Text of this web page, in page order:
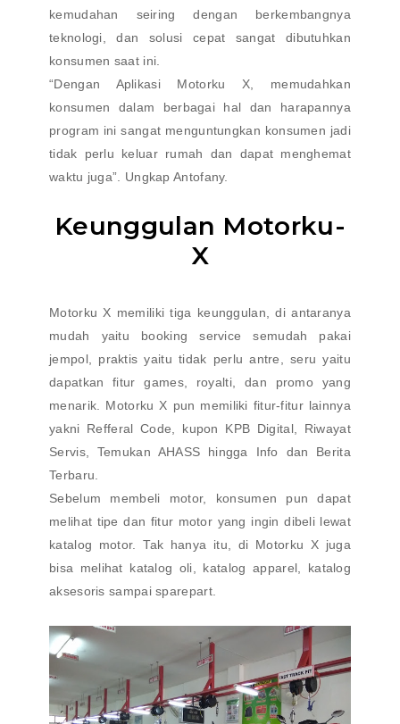
kemudahan seiring dengan berkembangnya
teknologi, dan solusi cepat sangat dibutuhkan
konsumen saat ini.
“Dengan Aplikasi Motorku X, memudahkan
konsumen dalam berbagai hal dan harapannya
program ini sangat menguntungkan konsumen jadi
tidak perlu keluar rumah dan dapat menghemat
waktu juga”. Ungkap Antofany.
Keunggulan Motorku-
X
Motorku X memiliki tiga keunggulan, di antaranya
mudah yaitu booking service semudah pakai
jempol, praktis yaitu tidak perlu antre, seru yaitu
dapatkan fitur games, royalti, dan promo yang
menarik. Motorku X pun memiliki fitur-fitur lainnya
yakni Refferal Code, kupon KPB Digital, Riwayat
Servis, Temukan AHASS hingga Info dan Berita
Terbaru.
Sebelum membeli motor, konsumen pun dapat
melihat tipe dan fitur motor yang ingin dibeli lewat
katalog motor. Tak hanya itu, di Motorku X juga
bisa melihat katalog oli, katalog apparel, katalog
aksesoris sampai sparepart.